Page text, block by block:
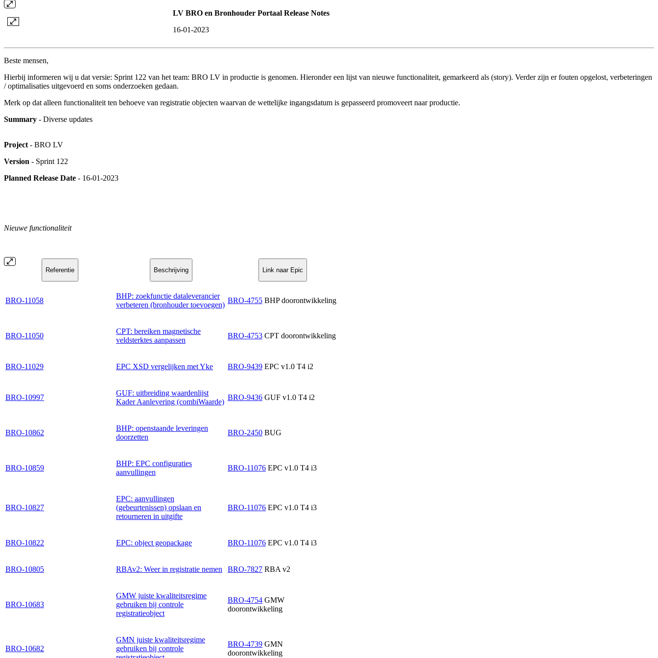
LV BRO en Bronhouder Portaal Release Notes
16-01-2023
Beste mensen,
Hierbij informeren wij u dat versie: Sprint 122 van het team: BRO LV in productie is genomen. Hieronder een lijst van nieuwe functionaliteit, gemarkeerd als (story). Verder zijn er fouten opgelost, verbeteringen
/ optimalisaties uitgevoerd en soms onderzoeken gedaan.
Merk op dat alleen functionaliteit ten behoeve van registratie objecten waarvan de wettelijke ingangsdatum is gepasseerd promoveert naar productie.
Summary - Diverse updates
Project - BRO LV
Version - Sprint 122
Planned Release Date - 16-01-2023
Nieuwe functionaliteit
Referentie Beschrijving Link naar Epic
BRO-11058
BHP: zoekfunctie dataleverancier
verbeteren (bronhouder toevoegen)
BRO-4755 BHP doorontwikkeling
BRO-11050
CPT: bereiken magnetische
veldsterktes aanpassen
BRO-4753 CPT doorontwikkeling
BRO-11029 EPC XSD vergelijken met Yke BRO-9439 EPC v1.0 T4 i2
BRO-10997
GUF: uitbreiding waardenlijst
Kader Aanlevering (combiWaarde)
BRO-9436 GUF v1.0 T4 i2
BRO-10862
BHP: openstaande leveringen
doorzetten
BRO-2450 BUG
BRO-10859
BHP: EPC configuraties
aanvullingen
BRO-11076 EPC v1.0 T4 i3
BRO-10827
EPC: aanvullingen
(gebeurtenissen) opslaan en
retourneren in uitgifte
BRO-11076 EPC v1.0 T4 i3
BRO-10822 EPC: object geopackage BRO-11076 EPC v1.0 T4 i3
BRO-10805 RBAv2: Weer in registratie nemen BRO-7827 RBA v2
BRO-10683
GMW juiste kwaliteitsregime
gebruiken bij controle
registratieobject
BRO-4754 GMW
doorontwikkeling
BRO-10682
GMN juiste kwaliteitsregime
gebruiken bij controle
BRO-4739 GMN
doorontwikkeling